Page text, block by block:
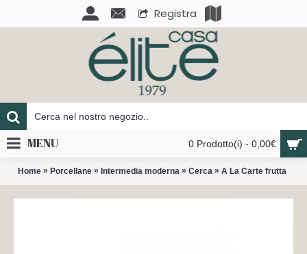
Registra
0 Prodotto(i) - 0,00€
MENU
Home » Porcellane » Intermedia moderna » Cerca » A La Carte frutta